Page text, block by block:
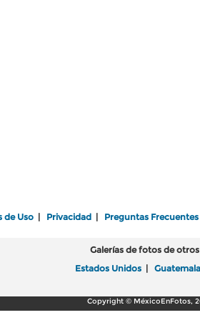
de Uso Privacidad Preguntas Frecuentes
Galerías de fotos de otros
Estados Unidos
Guatemala
Copyright © MéxicoEnFotos,